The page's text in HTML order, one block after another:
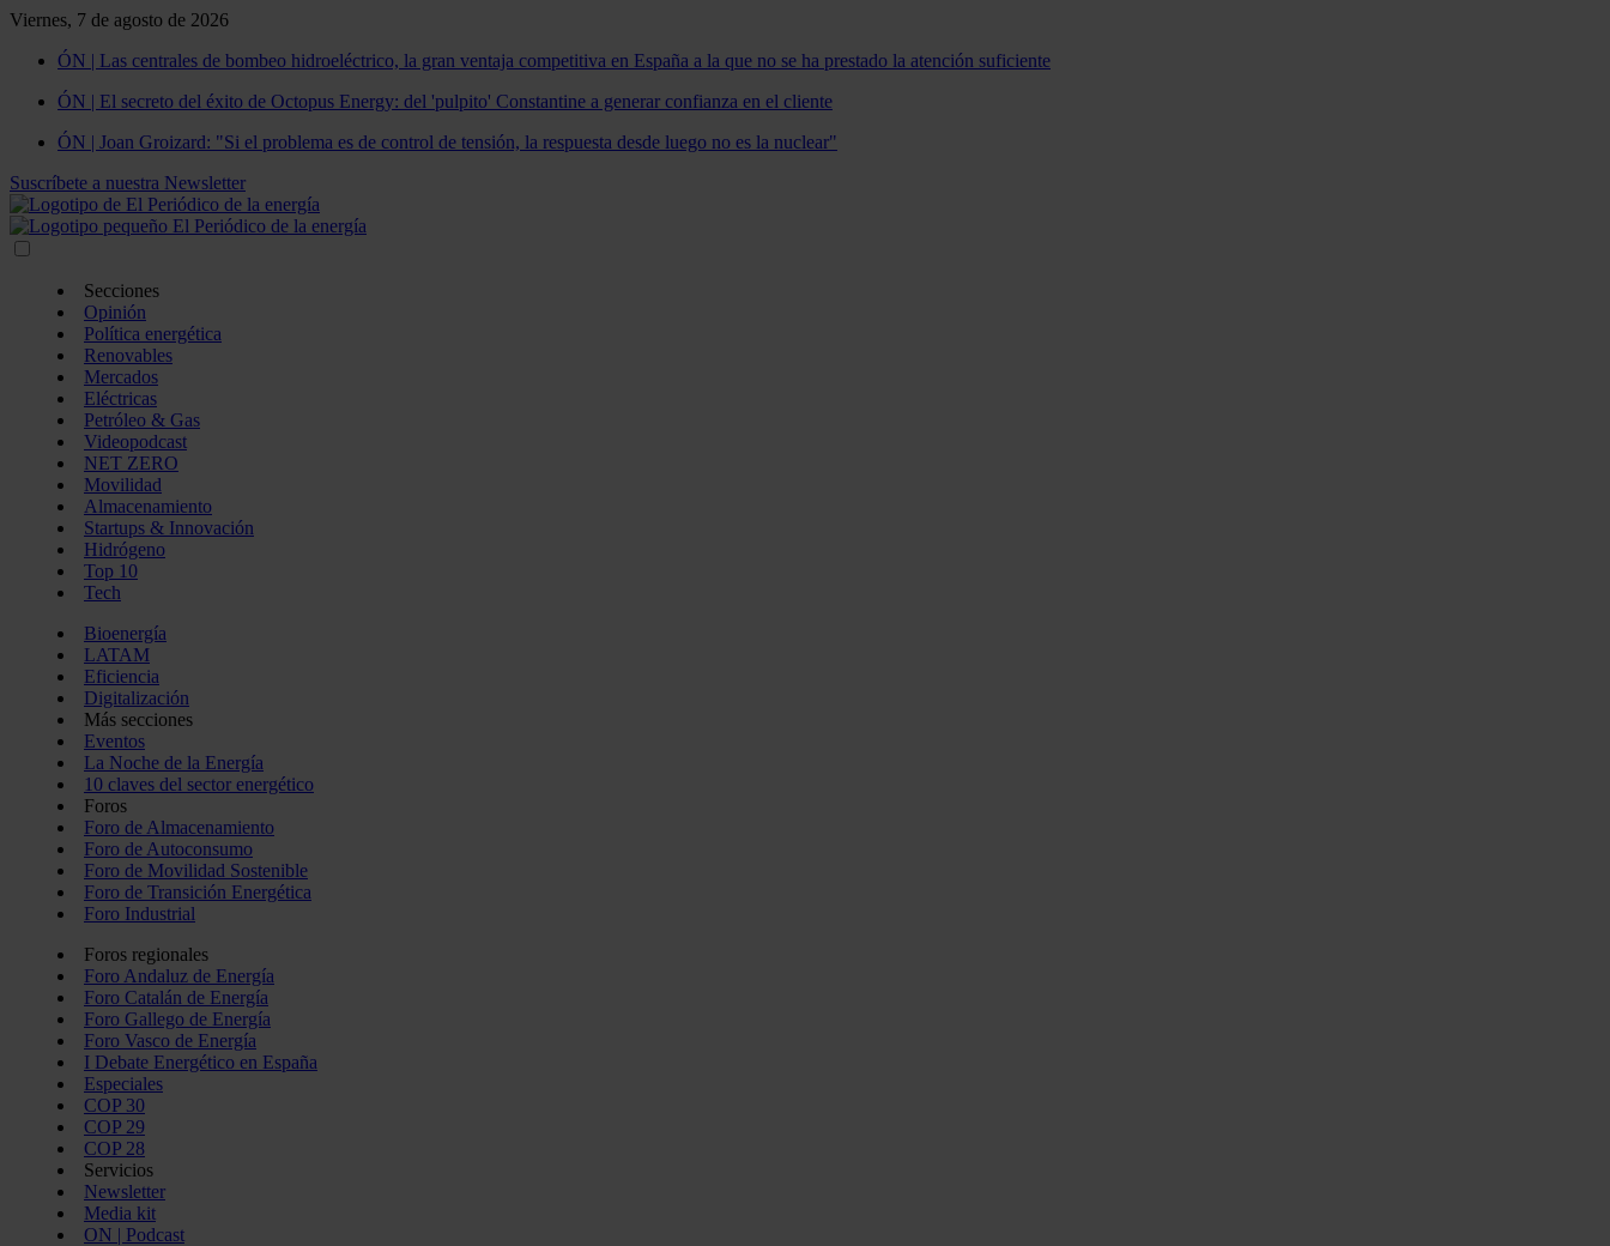
Viernes, 7 de agosto de 2026
ÓN | Las centrales de bombeo hidroeléctrico, la gran ventaja competitiva en España a la que no se ha prestado la atención suficiente
ÓN | El secreto del éxito de Octopus Energy: del 'pulpito' Constantine a generar confianza en el cliente
ÓN | Joan Groizard: "Si el problema es de control de tensión, la respuesta desde luego no es la nuclear"
Suscríbete a nuestra Newsletter
Secciones
Opinión
Política energética
Renovables
Mercados
Eléctricas
Petróleo & Gas
Videopodcast
NET ZERO
Movilidad
Almacenamiento
Startups & Innovación
Hidrógeno
Top 10
Tech
Bioenergía
LATAM
Eficiencia
Digitalización
Más secciones
Eventos
La Noche de la Energía
10 claves del sector energético
Foros
Foro de Almacenamiento
Foro de Autoconsumo
Foro de Movilidad Sostenible
Foro de Transición Energética
Foro Industrial
Foros regionales
Foro Andaluz de Energía
Foro Catalán de Energía
Foro Gallego de Energía
Foro Vasco de Energía
I Debate Energético en España
Especiales
COP 30
COP 29
COP 28
Servicios
Newsletter
Media kit
ON | Podcast